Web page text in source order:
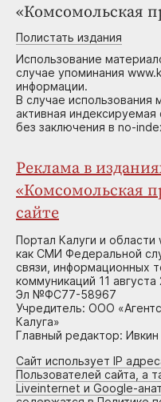
«Комсомольская
Полистать издания
Использование
случае упоминания
информации.
В случае использования
активная
без заключения в no-
Реклама в
«Комсомольская
сайте
Портал Калуги и
как СМИ Федеральной
связи, информационных
коммуникаций 11
Эл №ФС77-58967
Учредитель: ООО
Калуга»
Главный редактор:
Сайт использует IP
Пользователей сайта, а
Liveinternet и Google-